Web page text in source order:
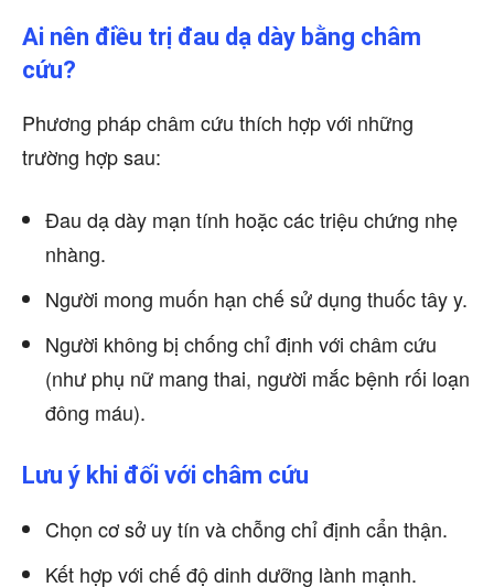
Ai nên điều trị đau dạ dày bằng châm
cứu?
Phương pháp châm cứu thích hợp với những
trường hợp sau:
Đau dạ dày mạn tính hoặc các triệu chứng nhẹ
nhàng.
Người mong muốn hạn chế sử dụng thuốc tây y.
Người không bị chống chỉ định với châm cứu
(như phụ nữ mang thai, người mắc bệnh rối loạn
đông máu).
Lưu ý khi đối với châm cứu
Chọn cơ sở uy tín và chỗng chỉ định cẩn thận.
Kết hợp với chế độ dinh dưỡng lành mạnh.